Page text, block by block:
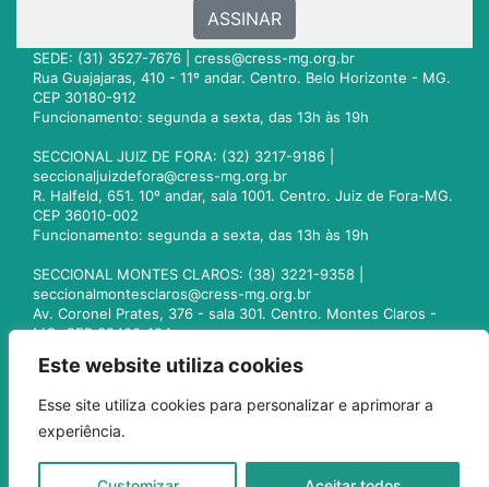
Este website utiliza cookies
Esse site utiliza cookies para personalizar e aprimorar a
experiência.
ASSINAR
SEDE: (31) 3527-7676 | cress@cress-mg.org.br
Rua Guajajaras, 410 - 11º andar. Centro. Belo Horizonte - MG.
CEP 30180-912
Funcionamento: segunda a sexta, das 13h às 19h
SECCIONAL JUIZ DE FORA: (32) 3217-9186 |
seccionaljuizdefora@cress-mg.org.br
R. Halfeld, 651. 10º andar, sala 1001. Centro. Juiz de Fora-MG.
CEP 36010-002
Funcionamento: segunda a sexta, das 13h às 19h
SECCIONAL MONTES CLAROS: (38) 3221-9358 |
seccionalmontesclaros@cress-mg.org.br
Av. Coronel Prates, 376 - sala 301. Centro. Montes Claros -
MG. CEP 39400-104
seccionaluberlandia@cress-mg.org.br
Av. Afonso Pena, 547 - sala 101. Uberlândia - MG. CEP